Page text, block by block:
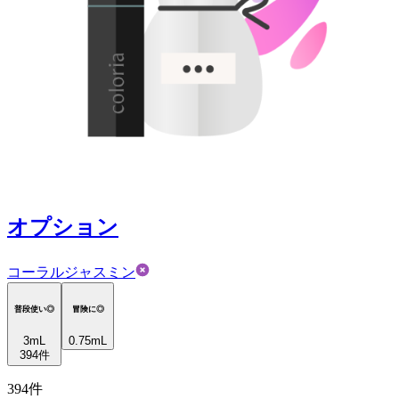
オプション
コーラルジャスミン
普段使い◎
3mL
394件
冒険に◎
0.75mL
394件